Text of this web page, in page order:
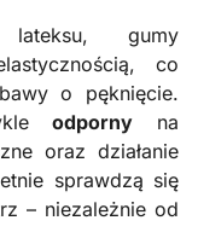
gumy
co
o pęknięcie.
odporny na
oraz działanie
sprawdzą się
– niezależnie od